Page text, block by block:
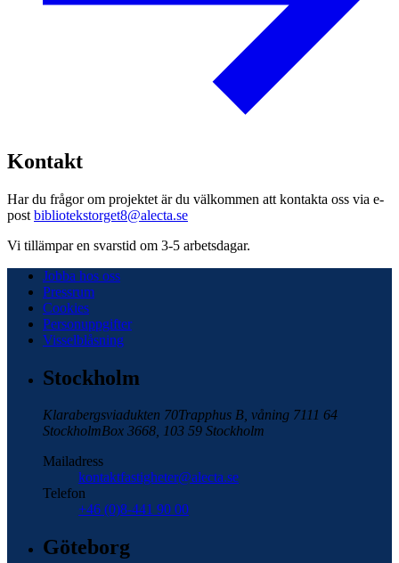
Kontakt
Har du frågor om projektet är du välkommen att kontakta oss via e-
post bibliotekstorget8@alecta.se
Vi tillämpar en svarstid om 3-5 arbetsdagar.
Jobba hos oss
Pressrum
Cookies
Personuppgifter
Visselblåsning
Stockholm
Klarabergsviadukten 70Trapphus B, våning 7111 64
StockholmBox 3668, 103 59 Stockholm
Mailadress
kontaktfastigheter@alecta.se
Telefon
+46 (0)8-441 90 00
Göteborg